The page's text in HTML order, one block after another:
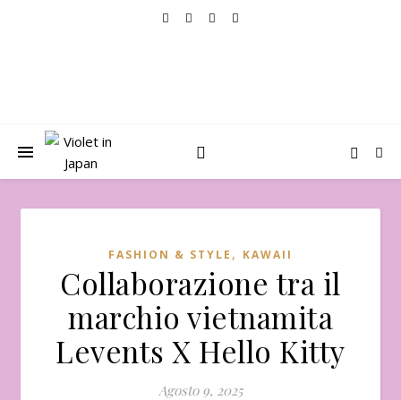
FASHION & STYLE , KAWAII
Collaborazione tra il
marchio vietnamita
Levents X Hello Kitty
Agosto 9, 2025